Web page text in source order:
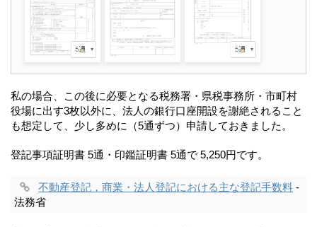
私の場合、この後に必要となる税務署・県税事務所・市町村
役場に出す3枚以外に、法人の銀行口座開設を謝絶されること
も想定して、少し多めに（5通ずつ）申請しておきました。
登記事項証明書 5通・印鑑証明書 5通で 5,250円です。
不動産登記，商業・法人登記における主な登記手数料 -
法務省